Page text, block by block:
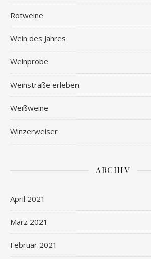
Rotweine
Wein des Jahres
Weinprobe
Weinstraße erleben
Weißweine
Winzerweiser
ARCHIV
April 2021
März 2021
Februar 2021